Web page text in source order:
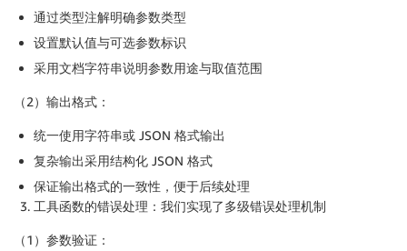
通过类型注解明确参数类型
设置默认值与可选参数标识
采用文档字符串说明参数用途与取值范围
（2）输出格式：
统一使用字符串或 JSON 格式输出
复杂输出采用结构化 JSON 格式
保证输出格式的一致性，便于后续处理
工具函数的错误处理： 我们实现了多级错误处理机制
（1）参数验证：